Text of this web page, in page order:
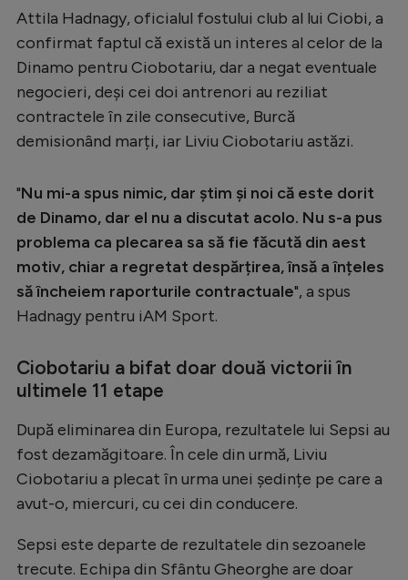
EURO 2024
Stranieri
Clasamente
Tenis
Handbal
Formula 1
Gimnastică
Auto
Rugby
Ciclism
Alte sporturi
JO 2024
Attila Hadnagy, oficialul fostului club al lui Ciobi, a
confirmat faptul că există un interes al celor de la
Dinamo pentru Ciobotariu, dar a negat eventuale
negocieri, deși cei doi antrenori au reziliat
contractele în zile consecutive, Burcă
demisionând marți, iar Liviu Ciobotariu astăzi.
"Nu mi-a spus nimic, dar știm și noi că este dorit
de Dinamo, dar el nu a discutat acolo. Nu s-a pus
problema ca plecarea sa să fie făcută din aest
motiv, chiar a regretat despărțirea, însă a înțeles
să încheiem raporturile contractuale", a spus
Hadnagy pentru iAM Sport.
Ciobotariu a bifat doar două victorii în
ultimele 11 etape
După eliminarea din Europa, rezultatele lui Sepsi au
fost dezamăgitoare. În cele din urmă, Liviu
Ciobotariu a plecat în urma unei ședințe pe care a
avut-o, miercuri, cu cei din conducere.
Sepsi este departe de rezultatele din sezoanele
trecute. Echipa din Sfântu Gheorghe are doar